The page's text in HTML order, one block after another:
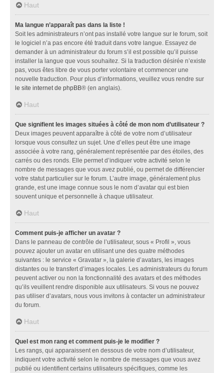
Haut
Ma langue n’apparaît pas dans la liste !
Soit les administrateurs n’ont pas installé votre langue sur le forum, soit
le logiciel n’a pas encore été traduit dans votre langue. Essayez de
demander à un administrateur du forum s’il est possible qu’il puisse
installer la langue que vous souhaitez. Si la traduction désirée n’existe
pas, vous êtes libre de vous porter volontaire et commencer une
nouvelle traduction. Pour plus d’informations, veuillez vous rendre sur
le site internet de phpBB® (en anglais).
Haut
Que signifient les images situées à côté de mon nom d’utilisateur ?
Deux images peuvent apparaître à côté de votre nom d’utilisateur
lorsque vous consultez un sujet. Une d’elles peut être une image
associée à votre rang, généralement représentée par des étoiles, des
carrés ou des ronds. Elle permet d’indiquer votre activité selon le
nombre de messages que vous avez publié, ou permet de différencier
votre statut particulier sur le forum. L’autre image, généralement plus
grande, est une image connue sous le nom d’avatar qui est bien
souvent unique et personnelle à chaque utilisateur.
Haut
Comment puis-je afficher un avatar ?
Dans le panneau de contrôle de l’utilisateur, sous « Profil », vous
pouvez ajouter un avatar en utilisant une des quatre méthodes
suivantes : le service « Gravatar », la galerie d’avatars, les images
distantes ou le transfert d’images locales. Les administrateurs du forum
peuvent activer ou non la fonctionnalité des avatars et des méthodes
qu’ils veuillent rendre disponible aux utilisateurs. Si vous ne pouvez
pas utiliser d’avatars, nous vous invitons à contacter un administrateur
du forum.
Haut
Quel est mon rang et comment puis-je le modifier ?
Les rangs, qui apparaissent en dessous de votre nom d’utilisateur,
indiquent votre activité selon le nombre de messages que vous avez
publié ou identifient certains utilisateurs spécifiques, comme les